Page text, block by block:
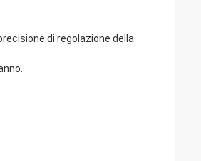
di regolazione della